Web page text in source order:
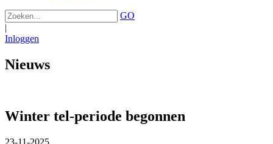
GO
|
Inloggen
Nieuws
Winter tel-periode begonnen
23-11-2025